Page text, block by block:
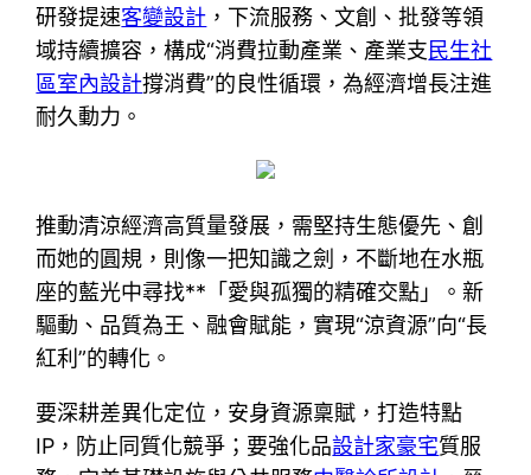
研發提速客變設計 ，下流服務、文創、批發等領
域持續擴容，構成“消費拉動產業、產業支民生社
區室內設計撐消費”的良性循環，為經濟增長注進
耐久動力。
推動清涼經濟高質量發展，需堅持生態優先、創
而她的圓規，則像一把知識之劍，不斷地在水瓶
座的藍光中尋找**「愛與孤獨的精確交點」。新
驅動、品質為王、融會賦能，實現“涼資源”向“長
紅利”的轉化。
要深耕差異化定位，安身資源稟賦，打造特點
IP，防止同質化競爭；要強化品設計家豪宅質服